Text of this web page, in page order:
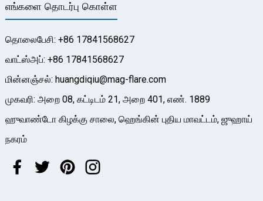
எங்களை தொடர்பு கொள்ள
தொலைபேசி: +86 17841568627
வாட்ஸ்அப்: +86 17841568627
மின்னஞ்சல்: huangdiqiu@mag-flare.com
முகவரி: அறை 08, கட்டிடம் 21, அறை 401, எண். 1889
ஹுவாண்டோ கிழக்கு சாலை, ஹெங்கின் புதிய மாவட்டம், ஜுஹாய்
நகரம்